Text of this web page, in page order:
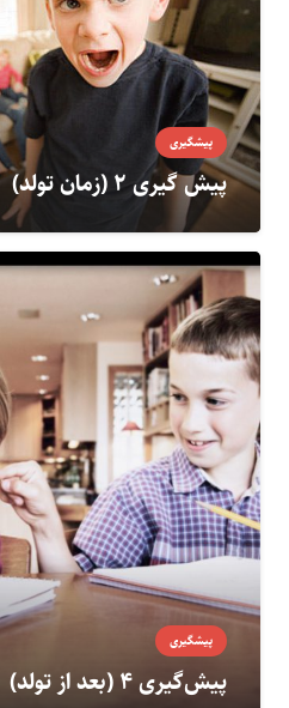
پیشگیری
پیش گیری ۲ (زمان تولد)
پیشگیری
پیش‌گیری ۴ (بعد از تولد)